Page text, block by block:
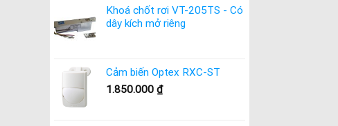
Khoá chốt rơi VT-205TS - Có
dây kích mở riêng
Cảm biến Optex RXC-ST
1.850.000 ₫